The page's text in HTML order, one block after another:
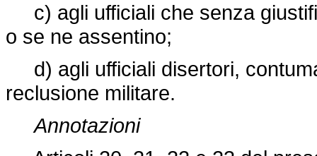
c) agli ufficiali che senza
o se ne assentino;
d) agli ufficiali disertori,
reclusione militare.
Annotazioni